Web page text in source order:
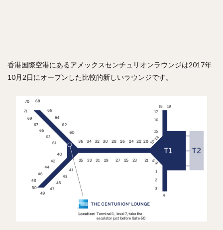
香港国際空港にあるアメックスセンチュリオンラウンジは2017年
10月2日にオープンした比較的新しいラウンジです。